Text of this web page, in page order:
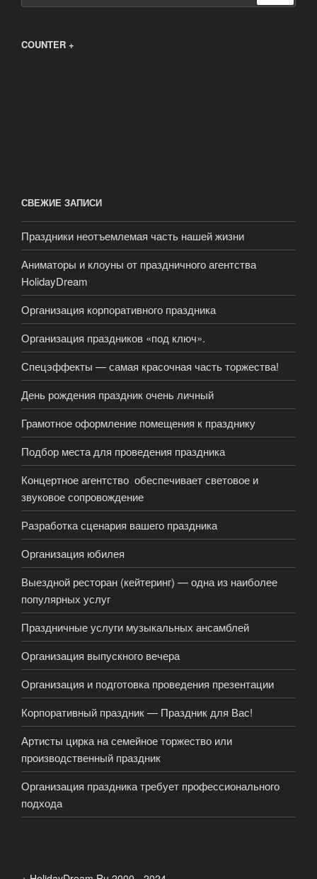
COUNTER +
СВЕЖИЕ ЗАПИСИ
Праздники неотъемлемая часть нашей жизни
Аниматоры и клоуны от праздничного агентства
HolidayDream
Организация корпоративного праздника
Организация праздников «под ключ».
Спецэффекты — самая красочная часть торжества!
День рождения праздник очень личный
Грамотное оформление помещения к празднику
Подбор места для проведения праздника
Концертное агентство обеспечивает световое и
звуковое сопровождение
Разработка сценария вашего праздника
Организация юбилея
Выездной ресторан (кейтеринг) — одна из наиболее
популярных услуг
Праздничные услуги музыкальных ансамблей
Организация выпускного вечера
Организация и подготовка проведения презентации
Корпоративный праздник — Праздник для Вас!
Артисты цирка на семейное торжество или
производственный праздник
Организация праздника требует профессионального
подхода